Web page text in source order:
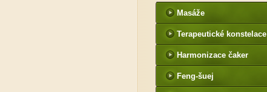
Masáže
Terapeutické konstelace
Harmonizace čaker
Feng-šuej